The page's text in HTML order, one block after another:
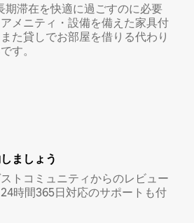
期滞在を快適に過ごすのに必要
メニティ・設備を備えた家具付
た貸しでお部屋を借りる代わり
す。
ましょう
トコミュニティからのレビュー
時間365日対応のサポートも付